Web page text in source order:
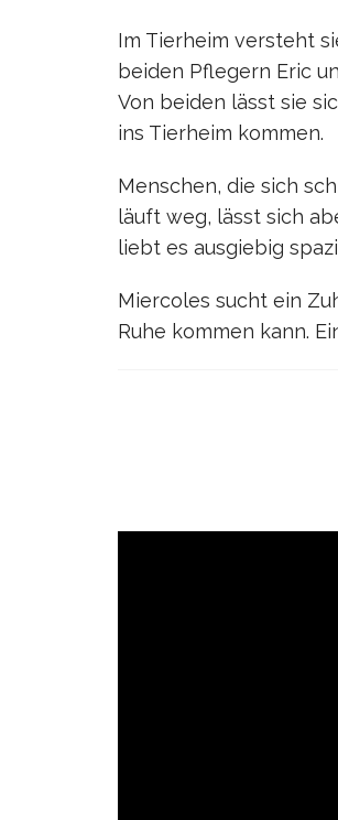
Im Tierheim versteht
beiden Pflegern Eric
Von beiden lässt sie
ins Tierheim kommen.
Menschen, die sich
läuft weg, lässt sich
liebt es ausgiebig
Miercoles sucht ein
Ruhe kommen kann.